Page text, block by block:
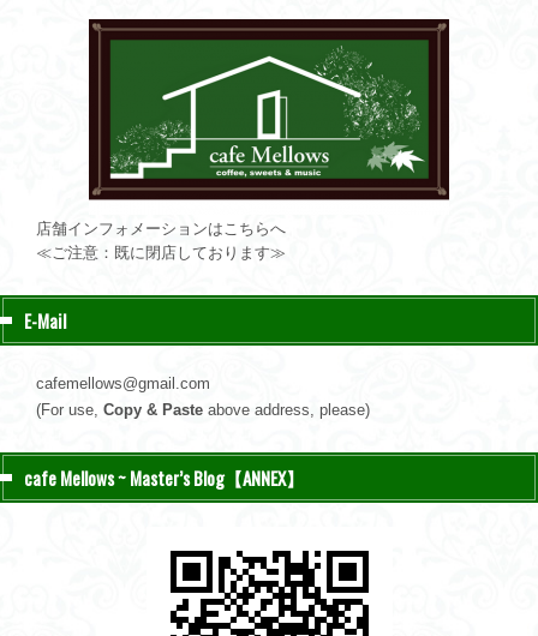
店舗インフォメーションはこちらへ
≪ご注意：既に閉店しております≫
E-Mail
cafemellows@gmail.com
(For use, Copy & Paste above address, please)
cafe Mellows ~ Master’s Blog【ANNEX】